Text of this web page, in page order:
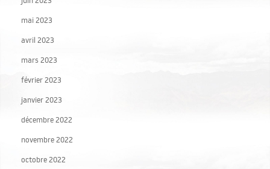
mai 2023
avril 2023
mars 2023
février 2023
janvier 2023
décembre 2022
novembre 2022
octobre 2022